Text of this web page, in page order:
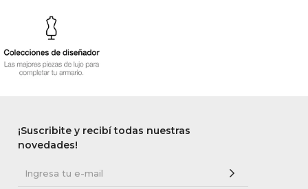
¡Suscribite y recibí todas nuestras
novedades!